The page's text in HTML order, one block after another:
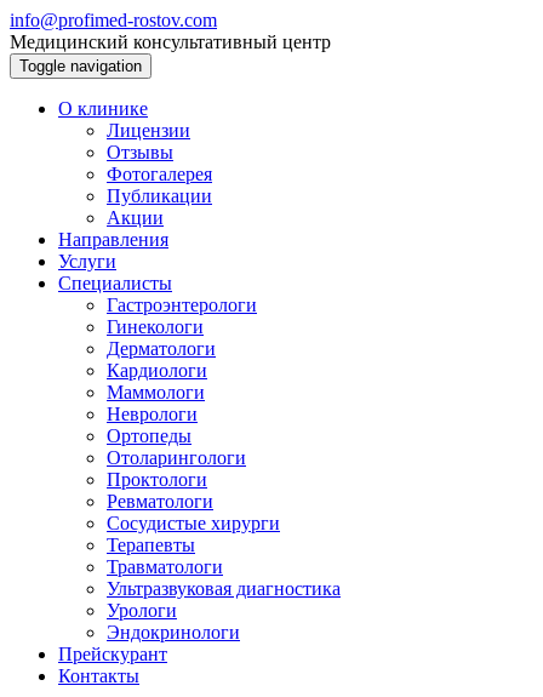
info@profimed-rostov.com
Медицинский консультативный центр
Toggle navigation
О клинике
Лицензии
Отзывы
Фотогалерея
Публикации
Акции
Направления
Услуги
Специалисты
Гастроэнтерологи
Гинекологи
Дерматологи
Кардиологи
Маммологи
Неврологи
Ортопеды
Отоларингологи
Проктологи
Ревматологи
Сосудистые хирурги
Терапевты
Травматологи
Ультразвуковая диагностика
Урологи
Эндокринологи
Прейскурант
Контакты